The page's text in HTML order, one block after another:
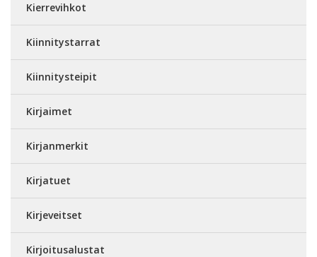
Kierrevihkot
Kiinnitystarrat
Kiinnitysteipit
Kirjaimet
Kirjanmerkit
Kirjatuet
Kirjeveitset
Kirjoitusalustat